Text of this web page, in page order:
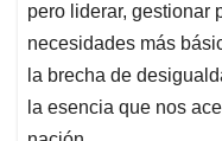
pero liderar, gestionar
necesidades más
la brecha de
la esencia que nos